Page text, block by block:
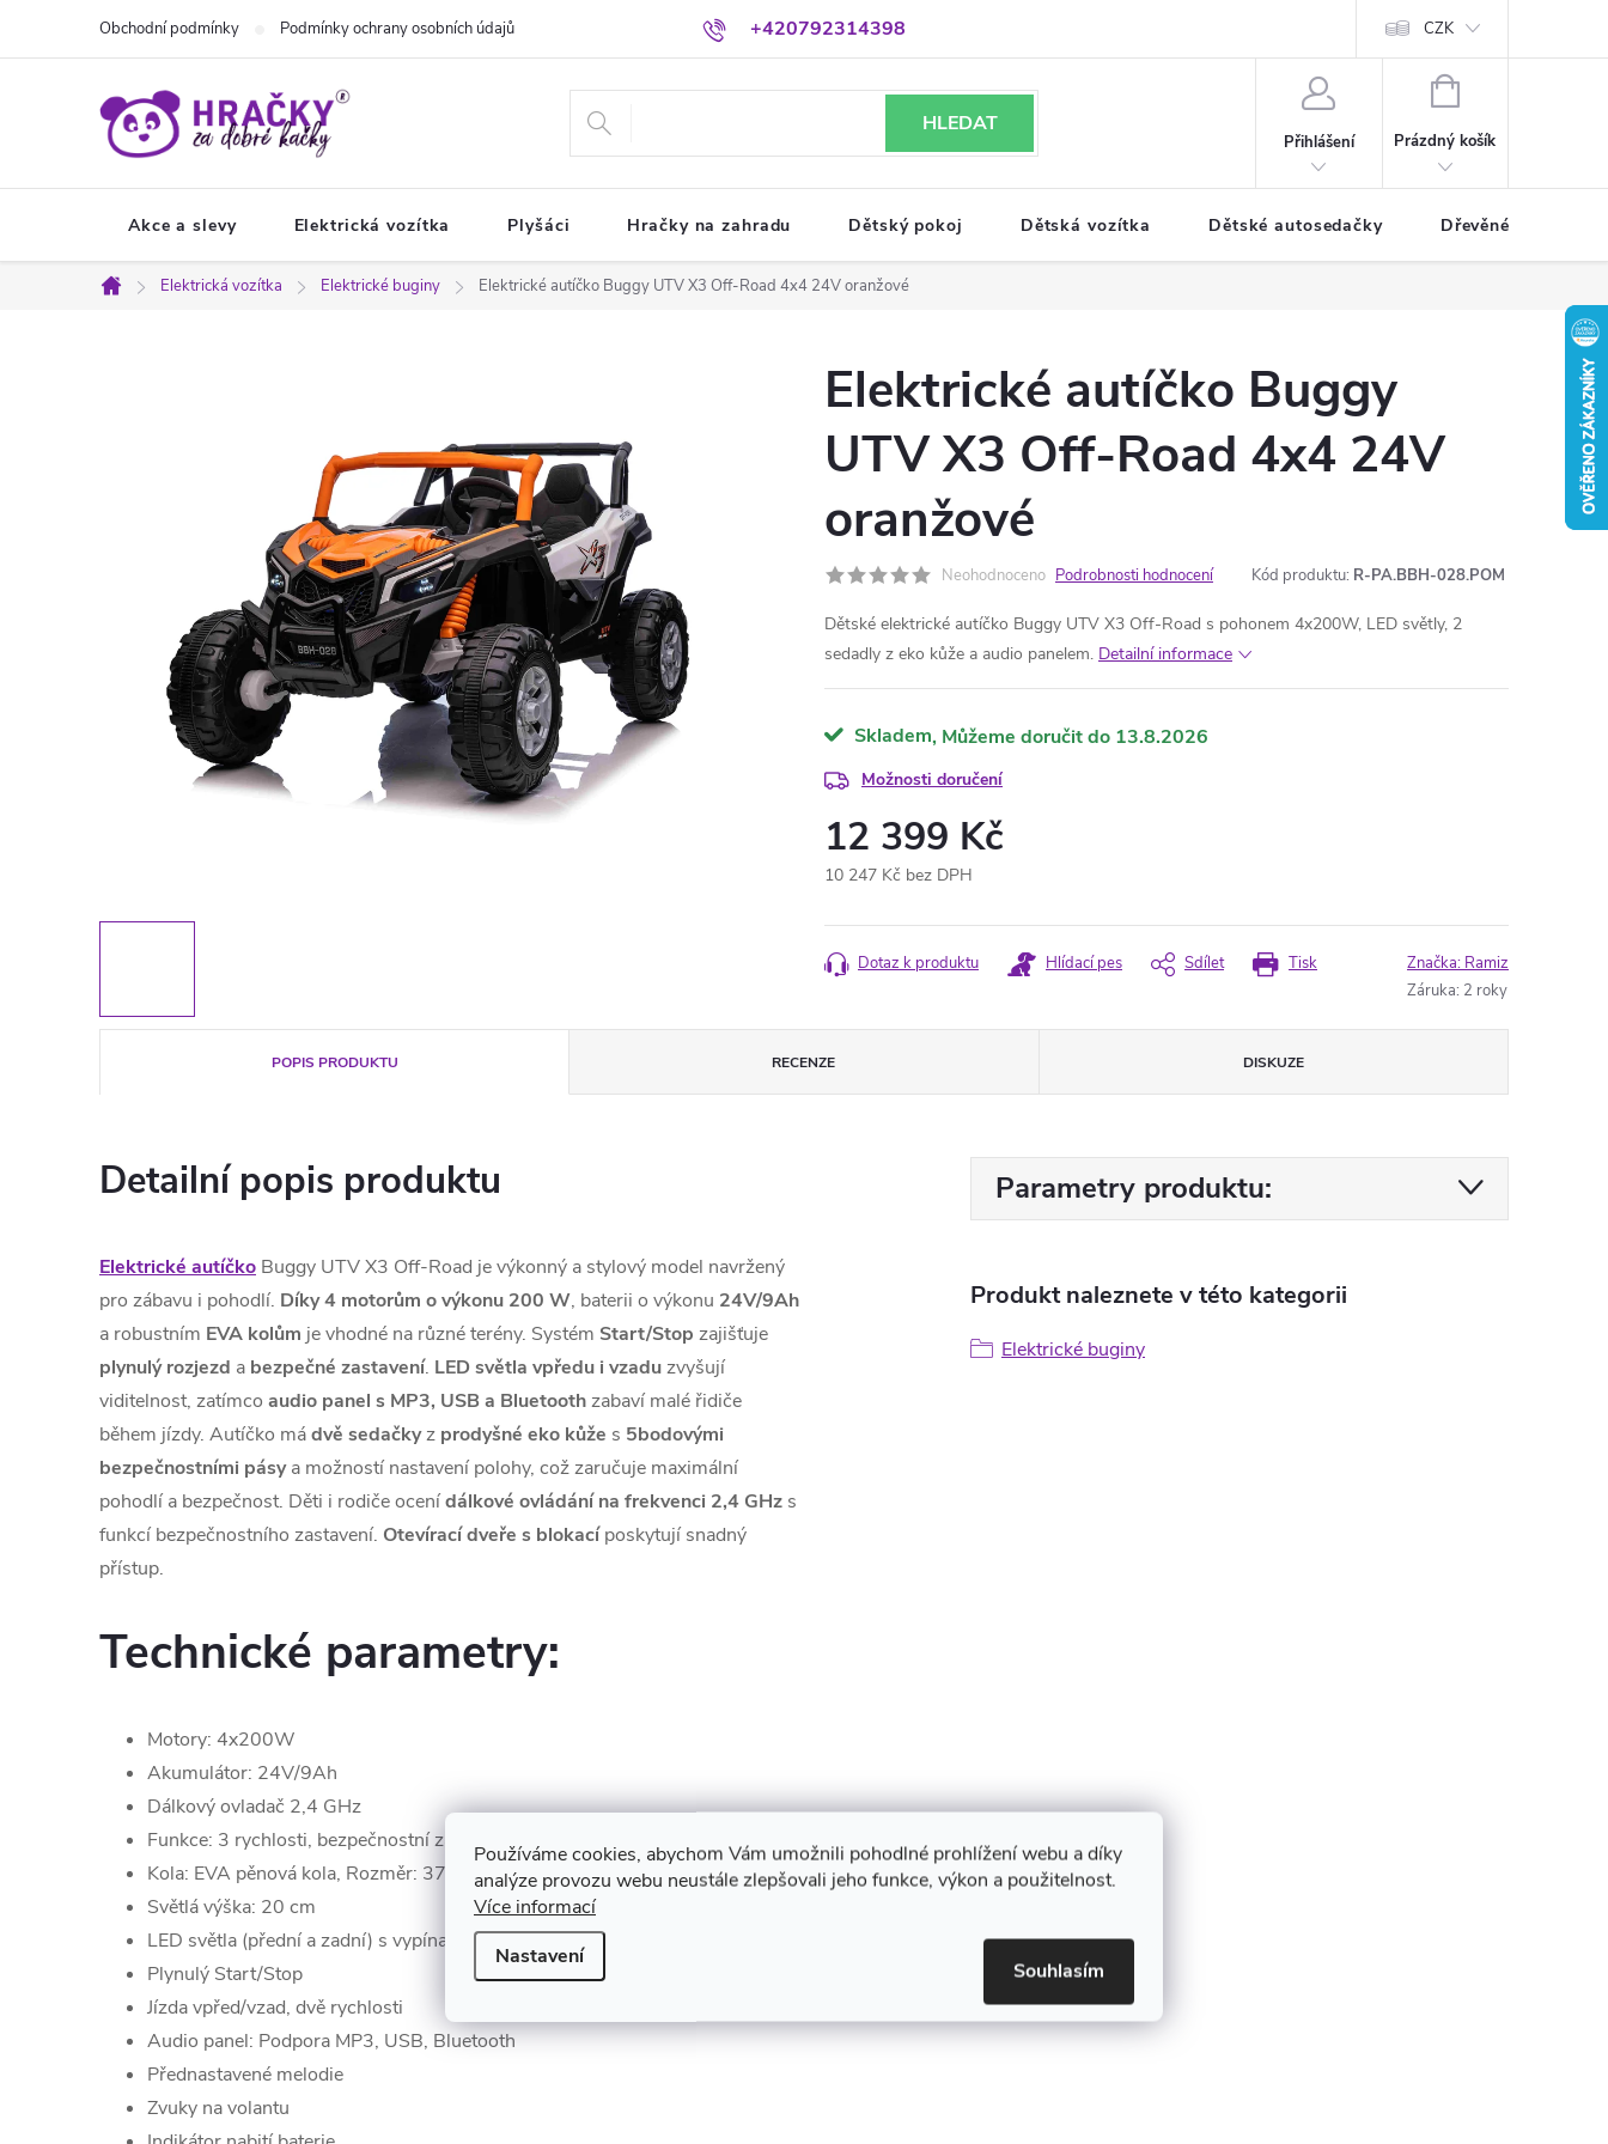
Používáme cookies, abychom Vám umožnili pohodlné prohlížení webu a díky
analýze provozu webu neustále zlepšovali jeho funkce, výkon a použitelnost.
Více informací
Nastavení
Souhlasím
+420792314398
Obchodní podmínky Podmínky ochrany osobních údajů CZK
HLEDAT
Přihlášení
NÁKUPNÍ
Prázdný košík
Akce a slevy Elektrická vozítka Plyšáci Hračky na zahradu Dětský pokoj Dětská vozítka Dětské autosedačky Dřevěné hračky
Domů
Elektrická vozítka Elektrické buginy Elektrické autíčko Buggy UTV X3 Off-Road 4x4 24V oranžové
Elektrické autíčko Buggy
UTV X3 Off-Road 4x4 24V
oranžové
Neohodnoceno Podrobnosti hodnocení Kód produktu: R-PA.BBH-028.POM
Dětské elektrické autíčko Buggy UTV X3 Off-Road s pohonem 4x200W, LED světly, 2
sedadly z eko kůže a audio panelem. Detailní informace
Skladem 13.8.2026
Možnosti doručení
12 399 Kč
10 247 Kč bez DPH
cena:
Tisk
Dotaz k produktu Hlídací pes Sdílet Značka: Ramiz
Záruka: 2 roky
POPIS PRODUKTU RECENZE DISKUZE
Detailní popis produktu
Elektrické autíčko Buggy UTV X3 Off-Road je výkonný a stylový model navržený
pro zábavu i pohodlí. Díky 4 motorům o výkonu 200 W, baterii o výkonu 24V/9Ah
a robustním EVA kolům je vhodné na různé terény. Systém Start/Stop zajišťuje
plynulý rozjezd a bezpečné zastavení. LED světla vpředu i vzaduzvyšují
viditelnost, zatímco audio panel s MP3, USB a Bluetoothzabaví malé řidiče
během jízdy. Autíčko mádvě sedačkyz prodyšné eko kůže s 5bodovými
bezpečnostními pásya možností nastavení polohy, což zaručuje maximální
pohodlí a bezpečnost. Děti i rodiče ocenídálkové ovládání na frekvenci 2,4 GHz s
funkcí bezpečnostního zastavení. Otevírací dveře s blokacíposkytují snadný
přístup.
Technické parametry:
Motory: 4x200W
Akumulátor: 24V/9Ah
Dálkový ovladač 2,4 GHz
Funkce: 3 rychlosti, bezpečnostní zastavení
Kola: EVA pěnová kola, Rozměr: 37 x 14 cm
Světlá výška: 20 cm
LED světla (přední a zadní) s vypínačem
Plynulý Start/Stop
Jízda vpřed/vzad, dvě rychlosti
Audio panel: Podpora MP3, USB, Bluetooth
Přednastavené melodie
Zvuky na volantu
Parametry produktu:
Produkt naleznete v této kategorii
Elektrické buginy